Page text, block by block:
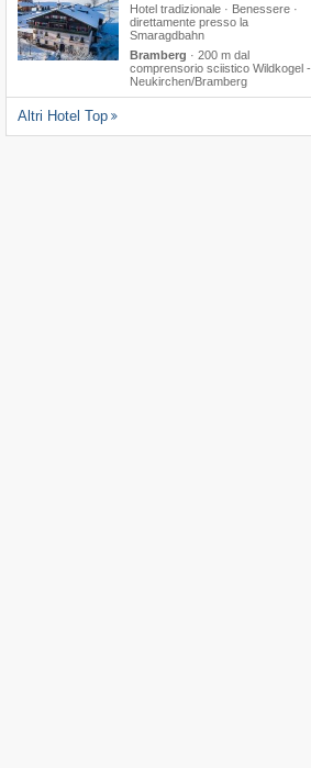
Hotel tradizionale · Benessere ·
direttamente presso la
Smaragdbahn
Bramberg · 200 m dal
comprensorio sciistico Wildkogel -
Neukirchen/​Bramberg
Altri Hotel Top